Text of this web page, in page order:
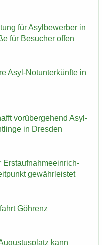
für Asyl­be­wer­ber in
für Be­su­cher offen
Asyl-​Notunterkünfte in
vor­über­ge­hend Asyl­
in Dres­den
Erst­auf­nah­me­ein­rich­
ge­währ­leis­tet
Göh­renz
kann